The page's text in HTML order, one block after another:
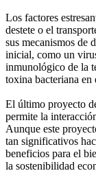
Los factores
destete o el
sus mecanismos de
inicial, como un
inmunológico de la
toxina bacteriana
El último proyecto
permite la
Aunque este
tan significativos
beneficios para el
la sostenibilidad